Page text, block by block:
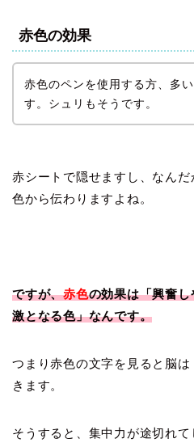
赤色の効果
赤色のペンを使用する方、多
す。シュリもそうです。
赤シートで隠せますし、なん
色から伝わりますよね。
ですが、赤色の効果は「興奮
激となる色」なんです。
つまり赤色の文字を見ると脳
きます。
そうすると、集中力が途切れ